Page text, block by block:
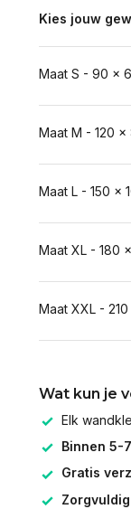
Kies jouw
Maat S - 90 x
Maat M - 120 x
Maat L - 150 x
Maat XL - 180
Maat XXL -
Wat kun je
Elk
Binnen 5-
Gratis